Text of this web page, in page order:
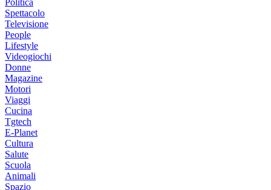
Politica
Spettacolo
Televisione
People
Lifestyle
Videogiochi
Donne
Magazine
Motori
Viaggi
Cucina
Tgtech
E-Planet
Cultura
Salute
Scuola
Animali
Spazio